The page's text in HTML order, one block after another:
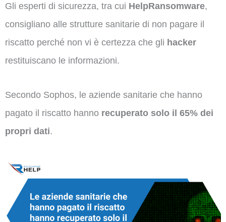
Gli esperti di sicurezza, tra cui HelpRansomware,
consigliano alle strutture sanitarie di non pagare il
riscatto perché non vi è certezza che gli hacker
restituiscano le informazioni.
Secondo Sophos, le aziende sanitarie che hanno
pagato il riscatto hanno recuperato solo il 65% dei
propri dati.